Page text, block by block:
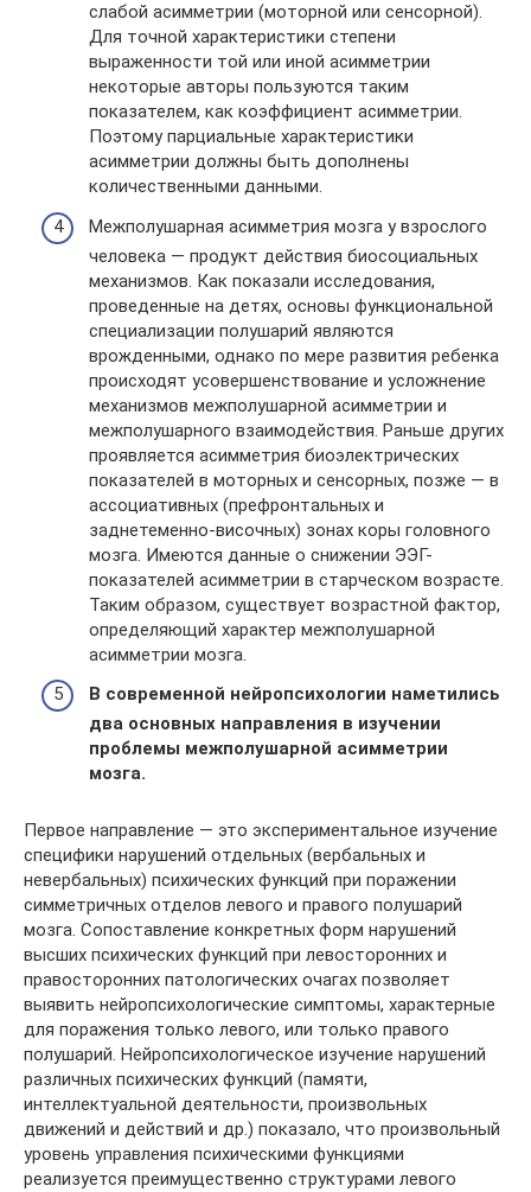
слабой асимметрии (моторной или сенсорной).
Для точной характеристики степени
выраженности той или иной асимметрии
некоторые авторы пользуются таким
показателем, как коэффициент асимметрии.
Поэтому парциальные характеристики
асимметрии должны быть дополнены
количественными данными.
Межполушарная асимметрия мозга у взрослого
человека — продукт действия биосоциальных
механизмов. Как показали исследования,
проведенные на детях, основы функциональной
специализации полушарий являются
врожденными, однако по мере развития ребенка
происходят усовершенствование и усложнение
механизмов межполушарной асимметрии и
межполушарного взаимодействия. Раньше других
проявляется асимметрия биоэлектрических
показателей в моторных и сенсорных, позже — в
ассоциативных (префронтальных и
заднетеменно-височных) зонах коры головного
мозга. Имеются данные о снижении ЭЭГ-
показателей асимметрии в старческом возрасте.
Таким образом, существует возрастной фактор,
определяющий характер межполушарной
асимметрии мозга.
В современной нейропсихологии наметились
два основных направления в изучении
проблемы межполушарной асимметрии
мозга.
Первое направление — это экспериментальное изучение
специфики нарушений отдельных (вербальных и
невербальных) психических функций при поражении
симметричных отделов левого и правого полушарий
мозга. Сопоставление конкретных форм нарушений
высших психических функций при левосторонних и
правосторонних патологических очагах позволяет
выявить нейропсихологические симптомы, характерные
для поражения только левого, или только правого
полушарий. Нейропсихологическое изучение нарушений
различных психических функций (памяти,
интеллектуальной деятельности, произвольных
движений и действий и др.) показало, что произвольный
уровень управления психическими функциями
реализуется преимущественно структурами левого